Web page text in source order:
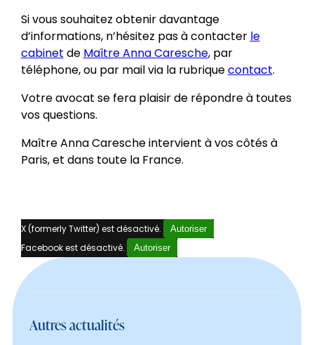
Si vous souhaitez obtenir davantage
d’informations, n’hésitez pas à contacter le
cabinet de Maître Anna Caresche, par
téléphone, ou par mail via la rubriquecontact.
Votre avocat se fera plaisir de répondre à toutes
vos questions.
Maître Anna Caresche intervient à vos côtés à
Paris, et dans toute la France.
X (formerly Twitter) est désactivé. Autoriser
Facebook est désactivé. Autoriser
Autres actualités